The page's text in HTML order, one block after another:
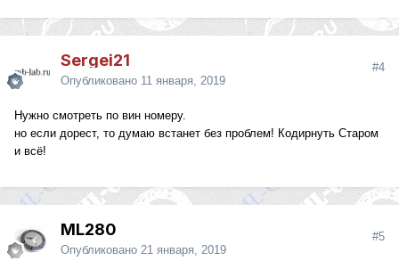
Sergei21
Опубликовано 11 января, 2019
#4
Нужно смотреть по вин номеру.
но если дорест, то думаю встанет без проблем! Кодирнуть Старом
и всё!
ML280
Опубликовано 21 января, 2019
#5